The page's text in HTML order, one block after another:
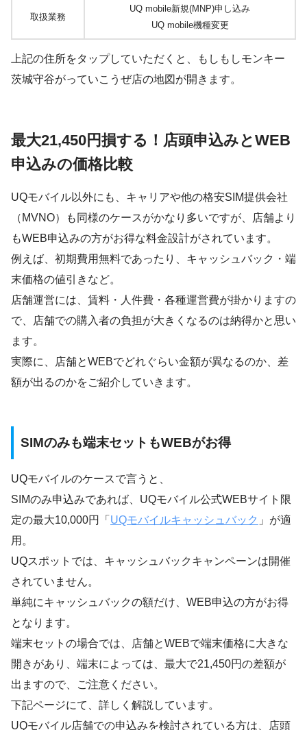
取扱業務
UQ mobile新規(MNP)申し込み
UQ mobile機種変更
上記の住所をタップしていただくと、もしもしモンキー
茨城守谷がっていこうぜ店の地図が開きます。
最大21,450円損する！店頭申込みとWEB
申込みの価格比較
UQモバイル以外にも、キャリアや他の格安SIM提供会社
（MVNO）も同様のケースがかなり多いですが、店舗より
もWEB申込みの方がお得な料金設計がされています。
例えば、初期費用無料であったり、キャッシュバック・端
末価格の値引きなど。
店舗運営には、賃料・人件費・各種運営費が掛かりますの
で、店舗での購入者の負担が大きくなるのは納得かと思い
ます。
実際に、店舗とWEBでどれぐらい金額が異なるのか、差
額が出るのかをご紹介していきます。
SIMのみも端末セットもWEBがお得
UQモバイルのケースで言うと、
SIMのみ申込みであれば、UQモバイル公式WEBサイト限
定の最大10,000円「 UQモバイルキャッシュバック 」が適
用。
UQスポットでは、キャッシュバックキャンペーンは開催
されていません。
単純にキャッシュバックの額だけ、WEB申込の方がお得
となります。
端末セットの場合では、店舗とWEBで端末価格に大きな
開きがあり、端末によっては、最大で21,450円の差額が
出ますので、ご注意ください。
下記ページにて、詳しく解説しています。
UQモバイル店舗での申込みを検討されている方は、店頭